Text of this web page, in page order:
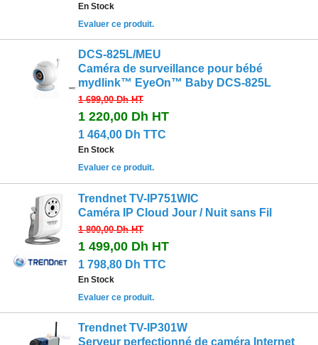
En Stock
Evaluer ce produit.
DCS-825L/MEU
Caméra de surveillance pour bébé
mydlink™ EyeOn™ Baby DCS-825L
1 699,00 DhHT
1 220,00 Dh HT
1 464,00 Dh TTC
En Stock
Evaluer ce produit.
Trendnet TV-IP751WIC
Caméra IP Cloud Jour / Nuit sans Fil
1 800,00 DhHT
1 499,00 Dh HT
1 798,80 Dh TTC
En Stock
Evaluer ce produit.
Trendnet TV-IP301W
Serveur perfectionné de caméra Internet